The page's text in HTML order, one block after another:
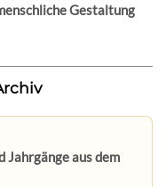
Gestaltung
Jahrgänge aus dem